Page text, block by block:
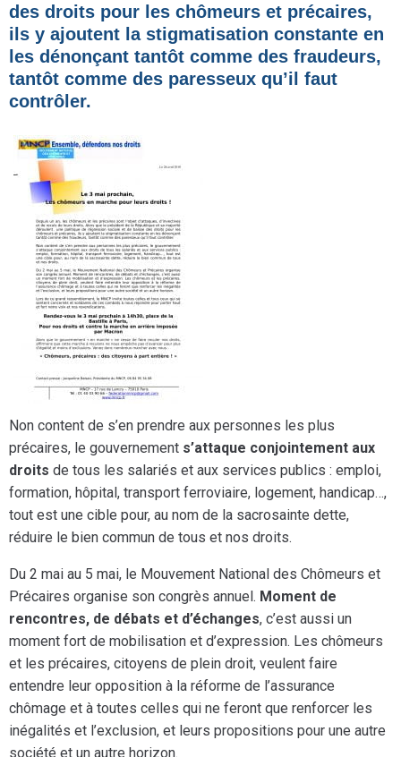
des droits pour les chômeurs et précaires,
ils y ajoutent la stigmatisation constante en
les dénonçant tantôt comme des fraudeurs,
tantôt comme des paresseux qu’il faut
contrôler.
Non content de s’en prendre aux personnes les plus
précaires, le gouvernement s’attaque conjointement aux
droits de tous les salariés et aux services publics : emploi,
formation, hôpital, transport ferroviaire, logement, handicap…,
tout est une cible pour, au nom de la sacrosainte dette,
réduire le bien commun de tous et nos droits.
Du 2 mai au 5 mai, le Mouvement National des Chômeurs et
Précaires organise son congrès annuel. Moment de
rencontres, de débats et d’échanges, c’est aussi un
moment fort de mobilisation et d’expression. Les chômeurs
et les précaires, citoyens de plein droit, veulent faire
entendre leur opposition à la réforme de l’assurance
chômage et à toutes celles qui ne feront que renforcer les
inégalités et l’exclusion, et leurs propositions pour une autre
société et un autre horizon.